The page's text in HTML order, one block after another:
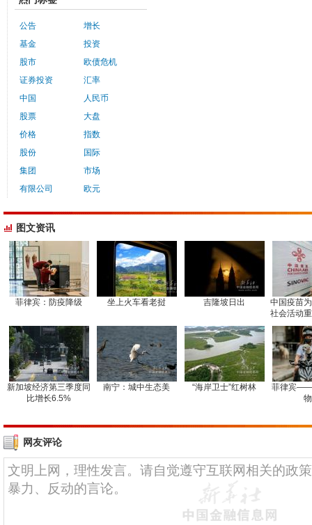
公告
基金
股市
证券投资
中国
股票
价格
股份
集团
有限公司
增长
投资
欧债危机
汇率
人民币
大盘
指数
国际
市场
欧元
图文资讯
菲律宾：防疫降级 坐上火车看老挝 吉隆坡日出
中国疫苗
社会活动
新加坡经济第三季度同
比增长6.5%
南宁：城中生态美 “海岸卫士”红树林
菲律宾
网友评论